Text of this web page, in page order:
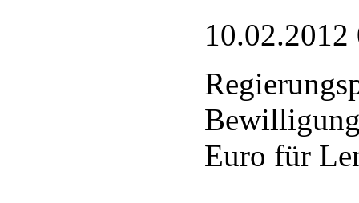
10.02.2012
Euro für